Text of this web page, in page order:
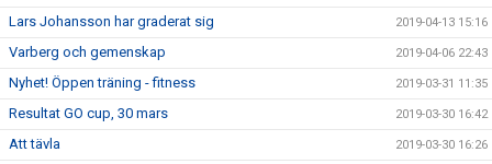
Lars Johansson har graderat sig 2019-04-13 15:16
Varberg och gemenskap 2019-04-06 22:43
Nyhet! Öppen träning - fitness 2019-03-31 11:35
Resultat GO cup, 30 mars 2019-03-30 16:42
Att tävla 2019-03-30 16:26